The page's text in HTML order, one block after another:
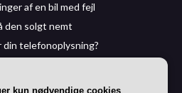
af en bil med fejl
den solgt nemt
din telefonoplysning?
en forårskur
kun nødvendige cookies